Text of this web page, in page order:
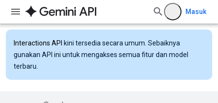
Masuk
Interactions API kini tersedia secara umum. Sebaiknya
gunakan API ini untuk mengakses semua fitur dan model
terbaru.